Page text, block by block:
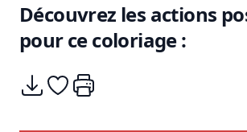
Découvrez les actions
pour ce coloriage :
Télécharger
Ajouter à mes coups de coeurs
Imprimer